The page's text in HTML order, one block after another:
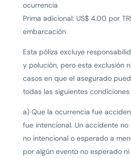
ocurrencia
Prima adicional: US$ 4.00 por
embarcación
Esta póliza excluye
y polución, pero esta exclusión
casos en que el asegurado
todas las siguientes
a) Que la ocurrencia fue
fue intencional. Un accidente
no intencional o esperado a
por algún evento no esperado